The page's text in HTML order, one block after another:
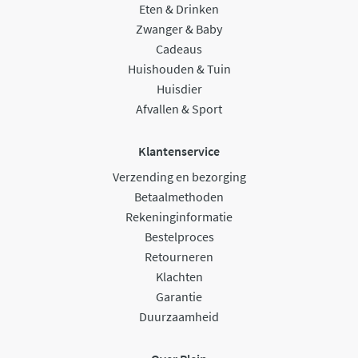
Eten & Drinken
Zwanger & Baby
Cadeaus
Huishouden & Tuin
Huisdier
Afvallen & Sport
Klantenservice
Verzending en bezorging
Betaalmethoden
Rekeninginformatie
Bestelproces
Retourneren
Klachten
Garantie
Duurzaamheid